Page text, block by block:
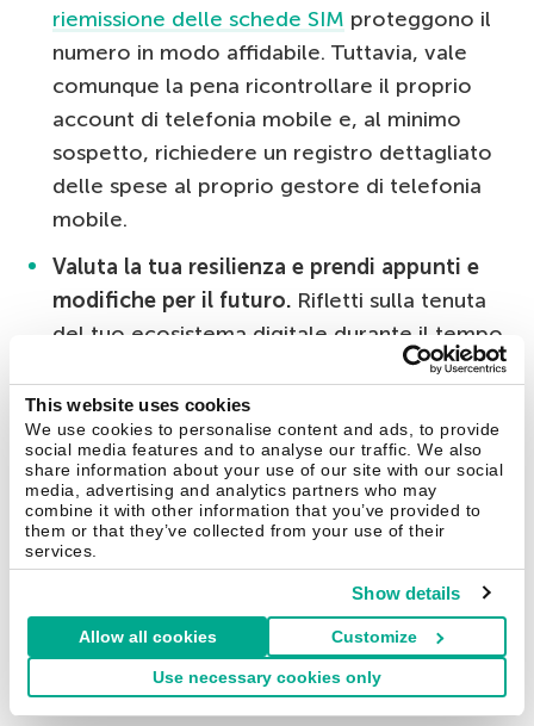
This website uses cookies
We use cookies to personalise content and ads, to provide
social media features and to analyse our traffic. We also
share information about your use of our site with our social
media, advertising and analytics partners who may
combine it with other information that you’ve provided to
them or that they’ve collected from your use of their
services.
Show details
Allow all cookies Customize
Use necessary cookies only
riemissione delle schede SIM proteggono il
numero in modo affidabile. Tuttavia, vale
comunque la pena ricontrollare il proprio
account di telefonia mobile e, al minimo
sospetto, richiedere un registro dettagliato
delle spese al proprio gestore di telefonia
mobile.
Valuta la tua resilienza e prendi appunti e
modifiche per il futuro. Rifletti sulla tenuta
del tuo ecosistema digitale durante il tempo
trascorso lontano. Il risultato ideale: niente è
andato storto, i dati sono intatti, gli account
sono al sicuro e la casa sta bene. In tal caso,
congratulazioni: non solo ti sei goduto la
pausa, ma hai anche confermato che le
misure di sicurezza funzionano anche senza
una supervisione costante. Se si sono
verificati problemi, ad esempio un backup
non riuscito o una telecamera IP andata
offline, considerali non come un’emergenza
ma come una lezione da imparare e